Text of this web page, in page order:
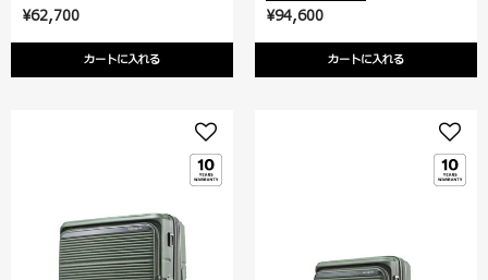
¥62,700
カートに入れる
¥94,600
カートに入れる